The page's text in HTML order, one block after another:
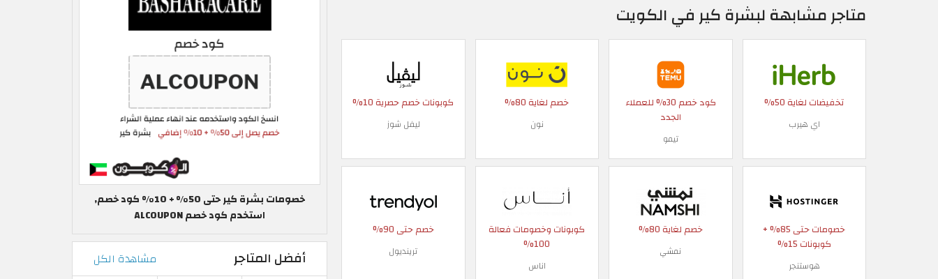
متاجر مشابهة لبشرة كير في الكويت
تخفيضات لغاية 50%
اي هيرب
كود خصم 30% للعملاء
الجدد
تيمو
خصم لغاية 80%
نون
كوبونات خصم حصرية 10%
ليفل شوز
خصومات حتى 85% +
كوبونات 15%
هوستنجر
خصم لغاية 80%
نمشي
كوبونات وخصومات فعالة
100%
اناس
خصم حتى 90%
ترينديول
خصومات بشرة كير حتى 50% + 10% كود خصم,
استخدم كود خصم ALCOUPON
أفضل المتاجر مشاهدة الكل